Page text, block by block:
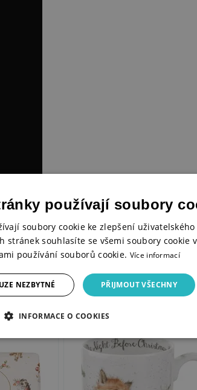
používají soubory
soubory cookie ke zlepšení
stránek souhlasíte se všemi soubory cookie
používání souborů cookie. Více informací
PŘIJMOUT VŠECHNY
NEZBYTNÉ
INFORMACE O COOKIES